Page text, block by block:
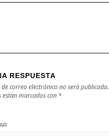
RESPUESTA
de correo electrónico no será publicada.
marcados con *